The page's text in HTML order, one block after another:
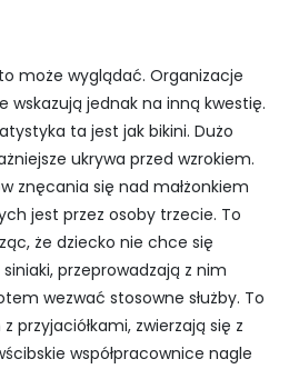
może wyglądać. Organizacje
wskazują jednak na inną kwestię.
ta jest jak bikini. Dużo
ukrywa przed wzrokiem.
znęcania się nad małżonkiem
jest przez osoby trzecie. To
że dziecko nie chce się
przeprowadzają z nim
wezwać stosowne służby. To
przyjaciółkami, zwierzają się z
współpracownice nagle